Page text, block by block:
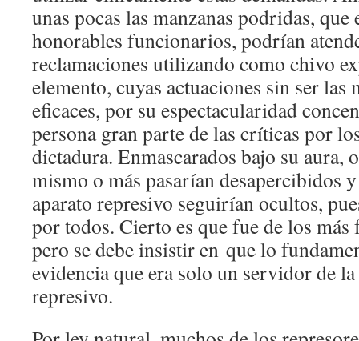
unas pocas las manzanas podridas,
honorables funcionarios, podrían
reclamaciones utilizando como chivo
elemento, cuyas actuaciones sin ser las
eficaces, por su espectacularidad
persona gran parte de las críticas por
dictadura. Enmascarados bajo su aura,
mismo o más pasarían desapercibidos
aparato represivo seguirían ocultos,
por todos. Cierto es que fue de los
pero se debe insistir en que lo
evidencia que era solo un servidor de
represivo.